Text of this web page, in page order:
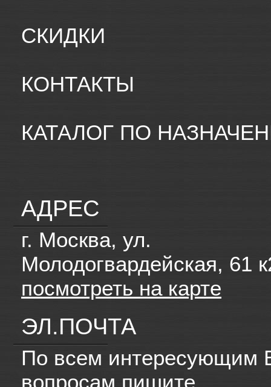
СКИДКИ
КОНТАКТЫ
КАТАЛОГ ПО
АДРЕС
г. Москва, ул.
Молодогвардейская, 61
посмотреть на карте
ЭЛ.ПОЧТА
По всем интересующим
вопросам пишите